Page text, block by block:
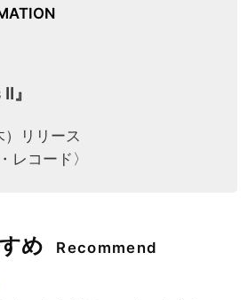
』
）リリース
レコード〉
め Recommend